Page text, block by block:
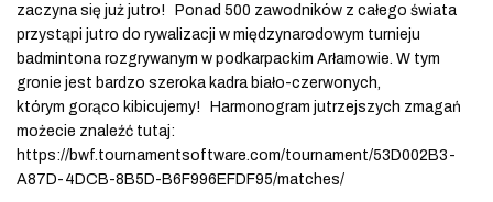
zaczyna się już jutro! Ponad 500 zawodników z całego świata
przystąpi jutro do rywalizacji w międzynarodowym turnieju
badmintona rozgrywanym w podkarpackim Arłamowie. W tym
gronie jest bardzo szeroka kadra biało-czerwonych,
którym gorąco kibicujemy! Harmonogram jutrzejszych zmagań
możecie znaleźć tutaj:
https://bwf.tournamentsoftware.com/tournament/53D002B3-
A87D-4DCB-8B5D-B6F996EFDF95/matches/